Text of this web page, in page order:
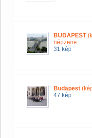
BUDAPEST
népzene .
31 kép
Budapest
47 kép